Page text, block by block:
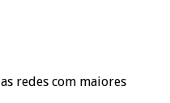
redes com maiores